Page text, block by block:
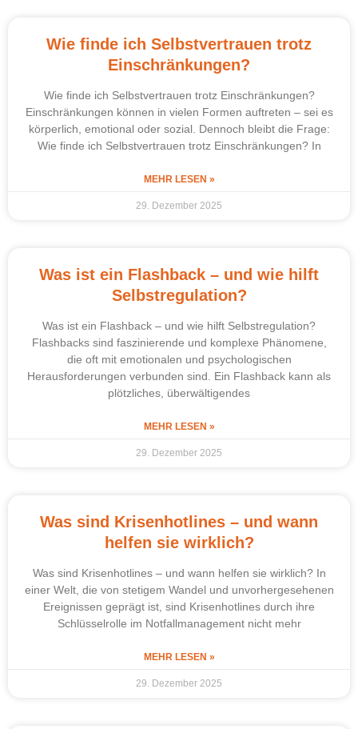
Wie finde ich Selbstvertrauen trotz
Einschränkungen?
Wie finde ich Selbstvertrauen trotz Einschränkungen?
Einschränkungen können in vielen Formen auftreten – sei es
körperlich, emotional oder sozial. Dennoch bleibt die Frage:
Wie finde ich Selbstvertrauen trotz Einschränkungen? In
MEHR LESEN »
29. Dezember 2025
Was ist ein Flashback – und wie hilft
Selbstregulation?
Was ist ein Flashback – und wie hilft Selbstregulation?
Flashbacks sind faszinierende und komplexe Phänomene,
die oft mit emotionalen und psychologischen
Herausforderungen verbunden sind. Ein Flashback kann als
plötzliches, überwältigendes
MEHR LESEN »
29. Dezember 2025
Was sind Krisenhotlines – und wann
helfen sie wirklich?
Was sind Krisenhotlines – und wann helfen sie wirklich? In
einer Welt, die von stetigem Wandel und unvorhergesehenen
Ereignissen geprägt ist, sind Krisenhotlines durch ihre
Schlüsselrolle im Notfallmanagement nicht mehr
MEHR LESEN »
29. Dezember 2025